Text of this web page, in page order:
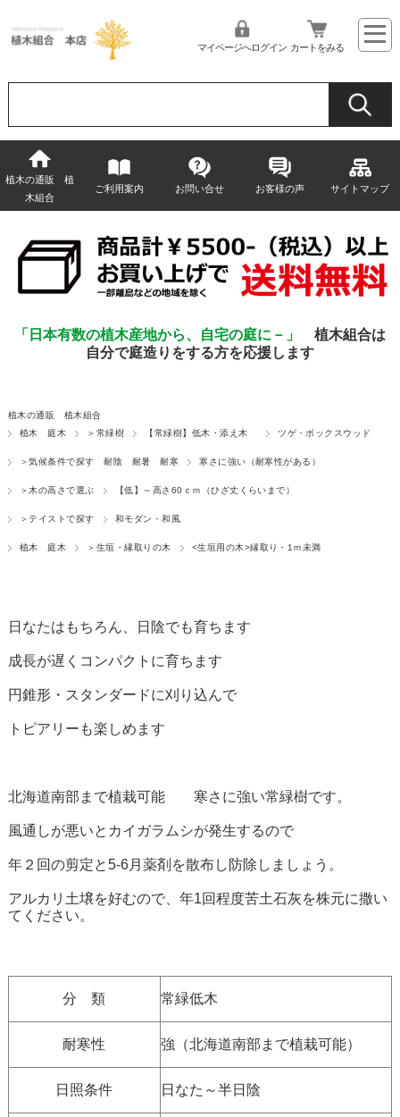
マイページへログイン カートをみる
植木の通販 植
木組合
ご利用案内 お問い合せ お客様の声 サイトマップ
「日本有数の植木産地から、自宅の庭に－」 植木組合は
自分で庭造りをする方を応援します
植木の通販 植木組合
植木 庭木
＞常緑樹 【常緑樹】低木・添え木 ツゲ・ボックスウッド
＞気候条件で探す 耐陰 耐暑 耐寒 寒さに強い（耐寒性がある）
＞木の高さで選ぶ 【低】～高さ60ｃｍ（ひざ丈くらいまで）
＞テイストで探す 和モダン・和風
植木 庭木 ＞生垣・縁取りの木 <生垣用の木>縁取り・1ｍ未満
日なたはもちろん、日陰でも育ちます
成長が遅くコンパクトに育ちます
円錐形・スタンダードに刈り込んで
トピアリーも楽しめます
北海道南部まで植栽可能 寒さに強い常緑樹です。
風通しが悪いとカイガラムシが発生するので
年２回の剪定と5-6月薬剤を散布し防除しましょう。
アルカリ土壌を好むので、年1回程度苦土石灰を株元に撒い
てください。
分 類 常緑低木
耐寒性 強（北海道南部まで植栽可能）
日照条件 日なた～半日陰